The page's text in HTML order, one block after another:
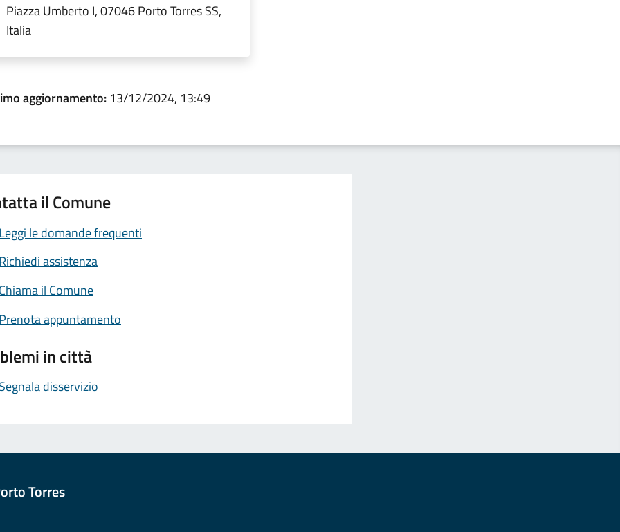
Piazza Umberto I, 07046 Porto Torres SS,
Italia
aggiornamento: 13/12/2024, 13:49
il Comune
le domande frequenti
assistenza
il Comune
appuntamento
in città
disservizio
Torres